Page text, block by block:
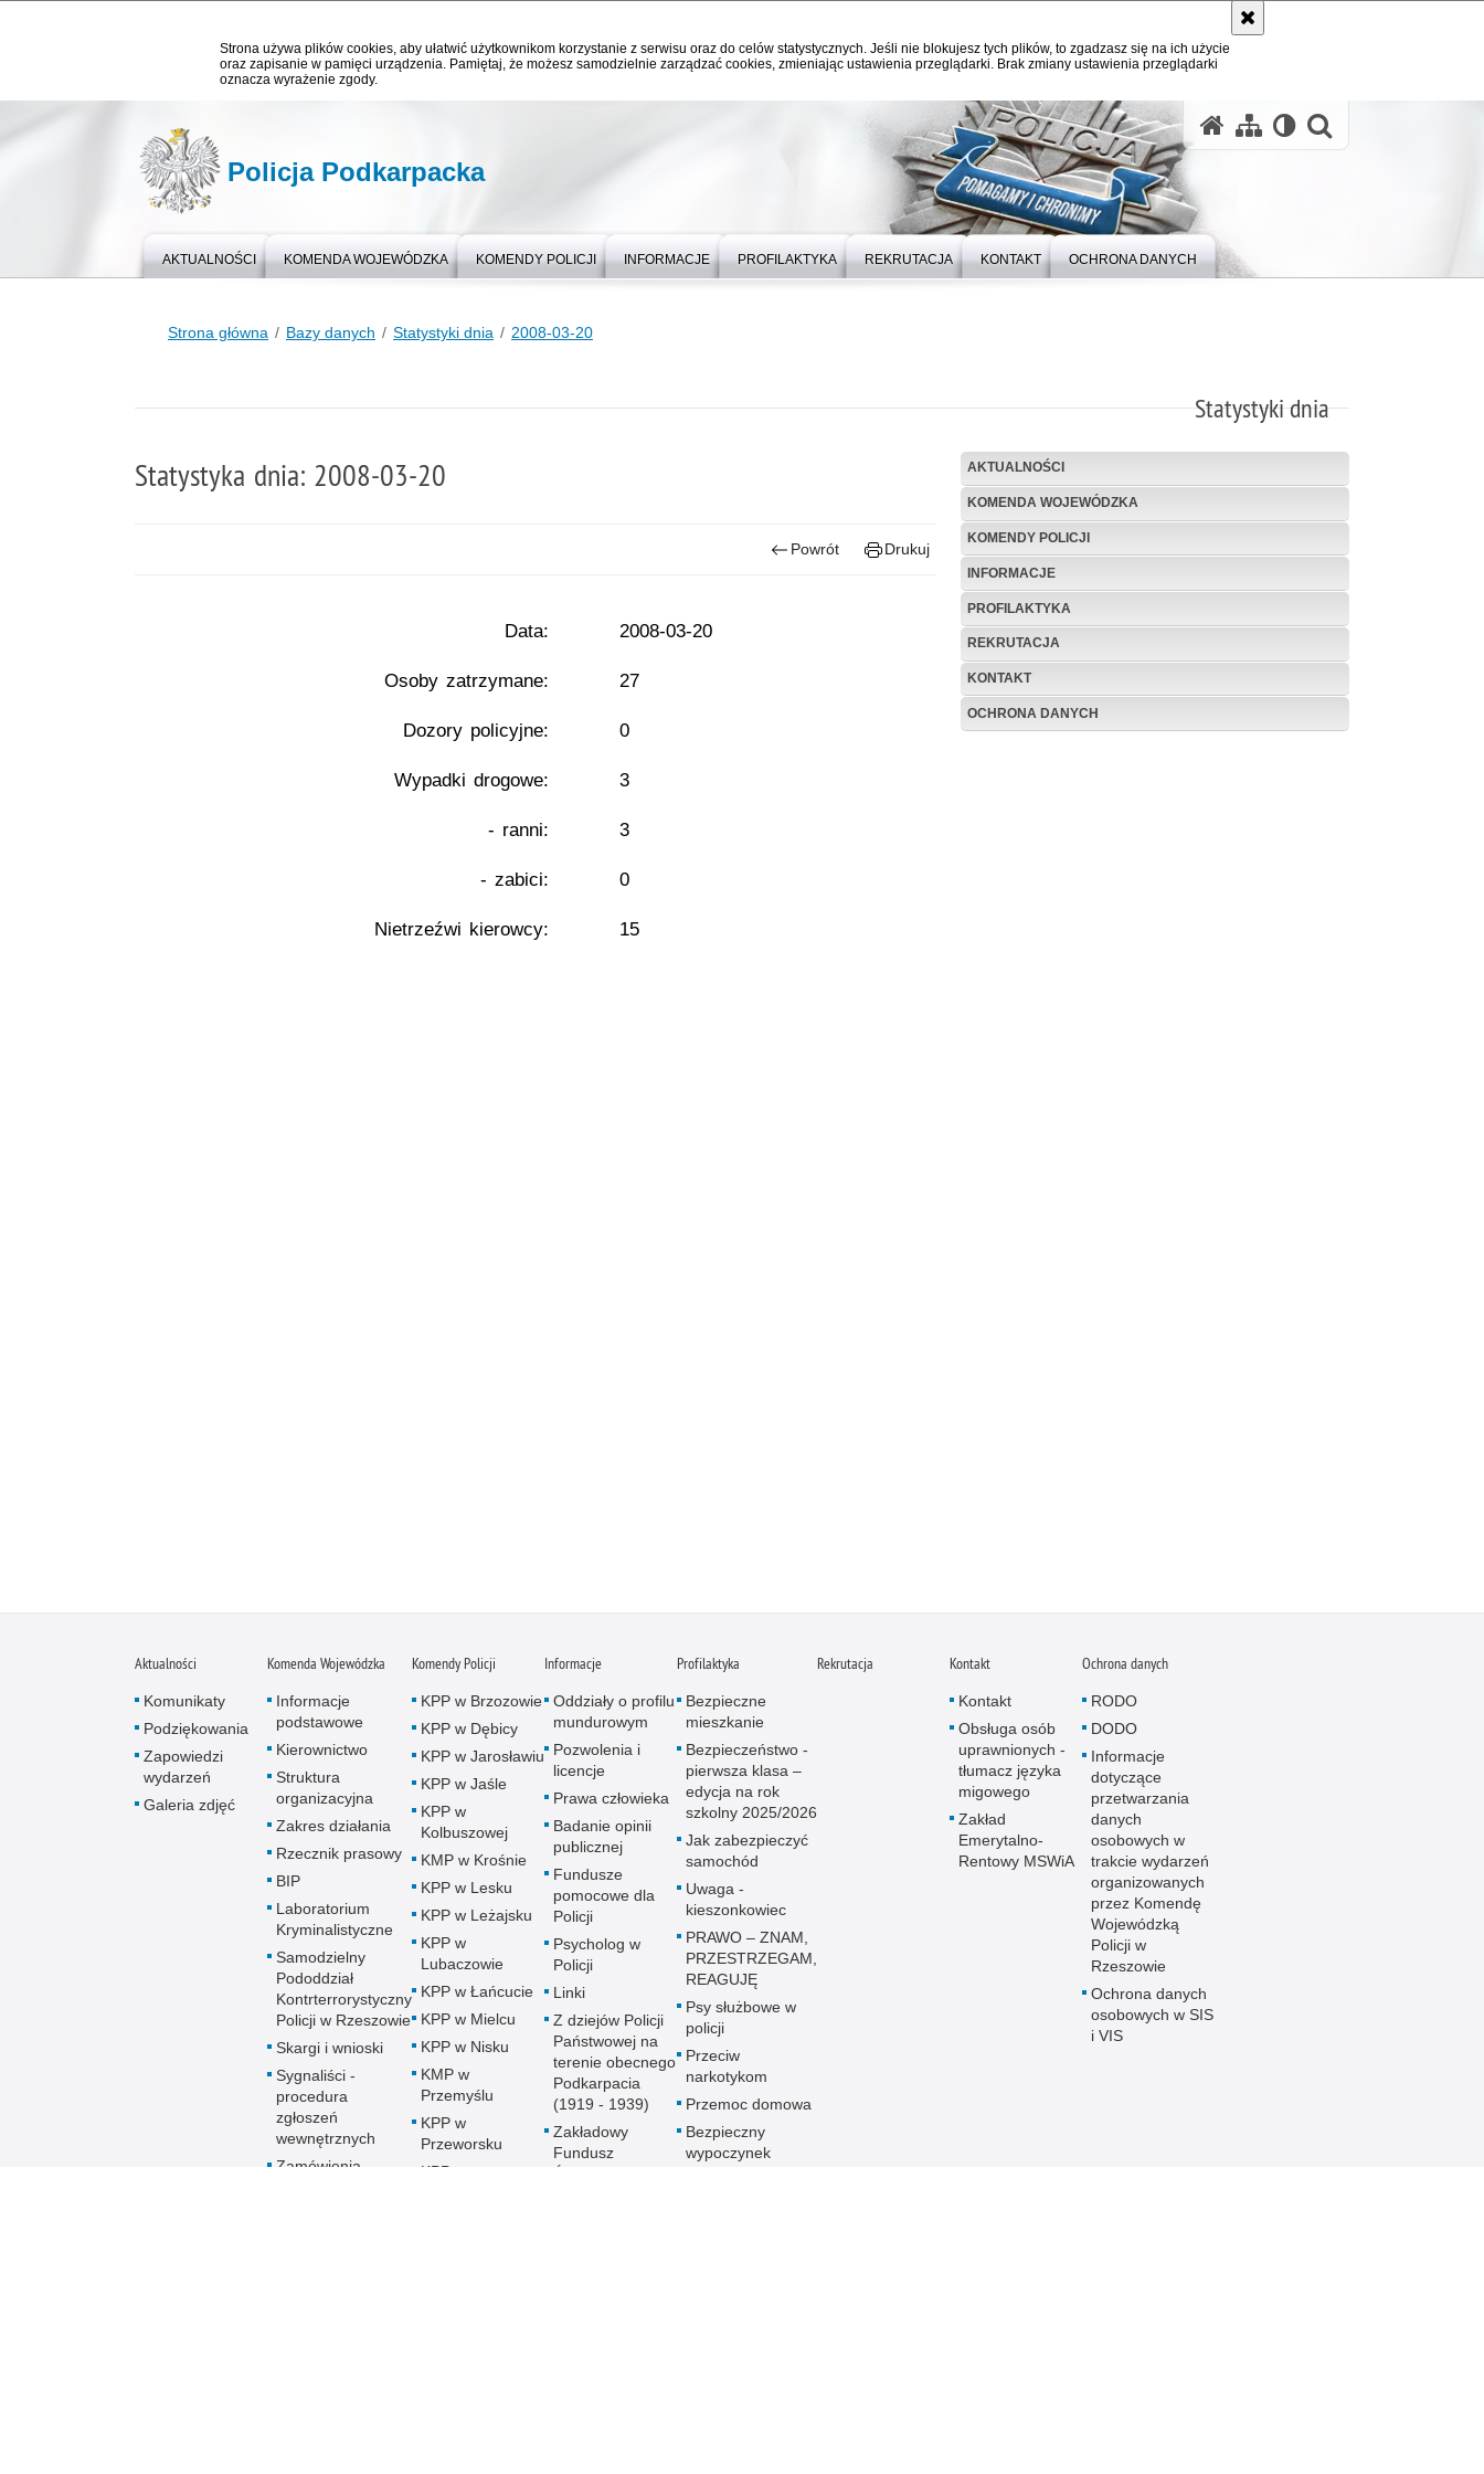
Strona używa plików cookies, aby ułatwić użytkownikom korzystanie z serwisu oraz do celów statystycznych. Jeśli nie blokujesz tych plików, to zgadzasz się na ich użycie
oraz zapisanie w pamięci urządzenia. Pamiętaj, że możesz samodzielnie zarządzać cookies, zmieniając ustawienia przeglądarki. Brak zmiany ustawienia przeglądarki
oznacza wyrażenie zgody.
Policja Podkarpacka
AKTUALNOŚCI KOMENDA WOJEWÓDZKA KOMENDY POLICJI INFORMACJE PROFILAKTYKA REKRUTACJA KONTAKT OCHRONA DANYCH
Strona główna Bazy danych Statystyki dnia 2008-03-20
Statystyki dnia
Statystyka dnia: 2008-03-20
Powrót Drukuj
Data: 2008-03-20
Osoby zatrzymane: 27
Dozory policyjne: 0
Wypadki drogowe: 3
- ranni: 3
- zabici: 0
Nietrzeźwi kierowcy: 15
AKTUALNOŚCI
KOMENDA WOJEWÓDZKA
KOMENDY POLICJI
INFORMACJE
PROFILAKTYKA
REKRUTACJA
KONTAKT
OCHRONA DANYCH
Aktualności
Komunikaty
Podziękowania
Zapowiedzi
wydarzeń
Galeria zdjęć
Komenda Wojewódzka
Informacje
podstawowe
Kierownictwo
Struktura
organizacyjna
Zakres działania
Rzecznik prasowy
BIP
Laboratorium
Kryminalistyczne
Samodzielny
Pododdział
Kontrterrorystyczny
Policji w Rzeszowie
Skargi i wnioski
Sygnaliści -
procedura
zgłoszeń
wewnętrznych
Zamówienia
Komendy Policji
KPP w Brzozowie
KPP w Dębicy
KPP w Jarosławiu
KPP w Jaśle
KPP w
Kolbuszowej
KMP w Krośnie
KPP w Lesku
KPP w Leżajsku
KPP w
Lubaczowie
KPP w Łańcucie
KPP w Mielcu
KPP w Nisku
KMP w
Przemyślu
KPP w
Przeworsku
KPP w
Informacje
Oddziały o profilu
mundurowym
Pozwolenia i
licencje
Prawa człowieka
Badanie opinii
publicznej
Fundusze
pomocowe dla
Policji
Psycholog w
Policji
Linki
Z dziejów Policji
Państwowej na
terenie obecnego
Podkarpacia
(1919 - 1939)
Zakładowy
Fundusz
Profilaktyka
Bezpieczne
mieszkanie
Bezpieczeństwo -
pierwsza klasa –
edycja na rok
szkolny 2025/2026
Jak zabezpieczyć
samochód
Uwaga -
kieszonkowiec
PRAWO – ZNAM,
PRZESTRZEGAM,
REAGUJĘ
Psy służbowe w
policji
Przeciw
narkotykom
Przemoc domowa
Bezpieczny
wypoczynek
Rekrutacja Kontakt
Kontakt
Obsługa osób
uprawnionych -
tłumacz języka
migowego
Zakład
Emerytalno-
Rentowy MSWiA
Ochrona danych
RODO
DODO
Informacje
dotyczące
przetwarzania
danych
osobowych w
trakcie wydarzeń
organizowanych
przez Komendę
Wojewódzką
Policji w
Rzeszowie
Ochrona danych
osobowych w SIS
i VIS